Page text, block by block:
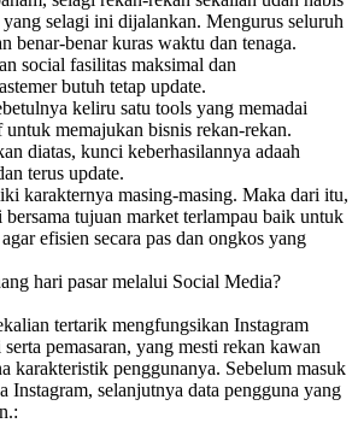
selagi ini dijalankan. Mengurus seluruh
benar-benar kuras waktu dan tenaga.
social fasilitas maksimal dan
butuh tetap update.
keliru satu tools yang memadai
memajukan bisnis rekan-rekan.
diatas, kunci keberhasilannya adaah
terus update.
karakternya masing-masing. Maka dari itu,
bersama tujuan market terlampau baik untuk
efisien secara pas dan ongkos yang
hari pasar melalui Social Media?
tertarik mengfungsikan Instagram
pemasaran, yang mesti rekan kawan
karakteristik penggunanya. Sebelum masuk
Instagram, selanjutnya data pengguna yang